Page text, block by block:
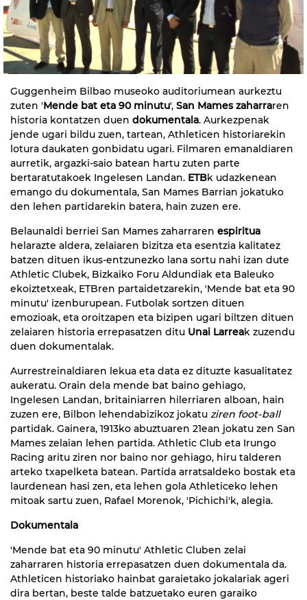
Guggenheim Bilbao museoko auditoriumean aurkeztu
zuten 'Mende bat eta 90 minutu', San Mames zaharraren
historia kontatzen duen dokumentala. Aurkezpenak
jende ugari bildu zuen, tartean, Athleticen historiarekin
lotura daukaten gonbidatu ugari. Filmaren emanaldiaren
aurretik, argazki-saio batean hartu zuten parte
bertaratutakoek Ingelesen Landan. ETBk udazkenean
emango du dokumentala, San Mames Barrian jokatuko
den lehen partidarekin batera, hain zuzen ere.
Belaunaldi berriei San Mames zaharraren espiritua
helarazte aldera, zelaiaren bizitza eta esentzia kalitatez
batzen dituen ikus-entzunezko lana sortu nahi izan dute
Athletic Clubek, Bizkaiko Foru Aldundiak eta Baleuko
ekoiztetxeak, ETBren partaidetzarekin, 'Mende bat eta 90
minutu' izenburupean. Futbolak sortzen dituen
emozioak, eta oroitzapen eta bizipen ugari biltzen dituen
zelaiaren historia errepasatzen ditu Unai Larreak zuzendu
duen dokumentalak.
Aurrestreinaldiaren lekua eta data ez dituzte kasualitatez
aukeratu. Orain dela mende bat baino gehiago,
Ingelesen Landan, britainiarren hilerriaren alboan, hain
zuzen ere, Bilbon lehendabizikoz jokatu ziren foot-ball
partidak. Gainera, 1913ko abuztuaren 21ean jokatu zen San
Mames zelaian lehen partida. Athletic Club eta Irungo
Racing aritu ziren nor baino nor gehiago, hiru talderen
arteko txapelketa batean. Partida arratsaldeko bostak eta
laurdenean hasi zen, eta lehen gola Athleticeko lehen
mitoak sartu zuen, Rafael Morenok, 'Pichichi'k, alegia.
Dokumentala
'Mende bat eta 90 minutu' Athletic Cluben zelai
zaharraren historia errepasatzen duen dokumentala da.
Athleticen historiako hainbat garaietako jokalariak ageri
dira bertan, beste talde batzuetako euren garaiko